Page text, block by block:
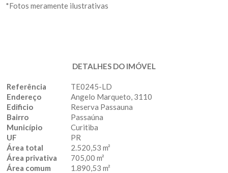
*Fotos meramente ilustrativas
DETALHES DO IMÓVEL
Referência
TE0245-LD
Endereço
Angelo Marqueto, 3110
Edificio
Reserva Passauna
Bairro
Passaúna
Município
Curitiba
UF
PR
Área total
2.520,53 m²
Área privativa
705,00 m²
Área comum
1.890,53 m²